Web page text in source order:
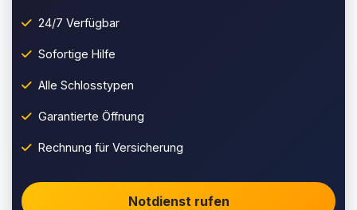
24/7 Verfügbar
Sofortige Hilfe
Alle Schlosstypen
Garantierte Öffnung
Rechnung für Versicherung
Notdienst rufen